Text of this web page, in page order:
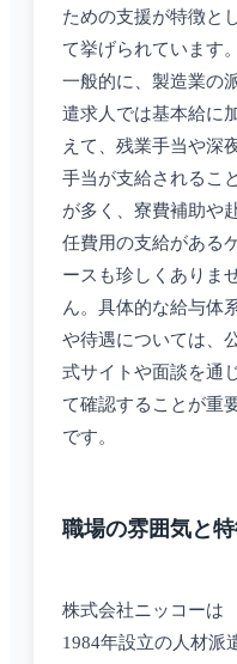
ための支援が特徴と
て挙げられています。
一般的に、製造業の
遣求人では基本給に
えて、残業手当や深
手当が支給されること
が多く、寮費補助や
任費用の支給がある
ースも珍しくありま
ん。具体的な給与体
や待遇については、
式サイトや面談を通
て確認することが重
です。
職場の雰囲気と
株式会社ニッコーは
1984年設立の人材派